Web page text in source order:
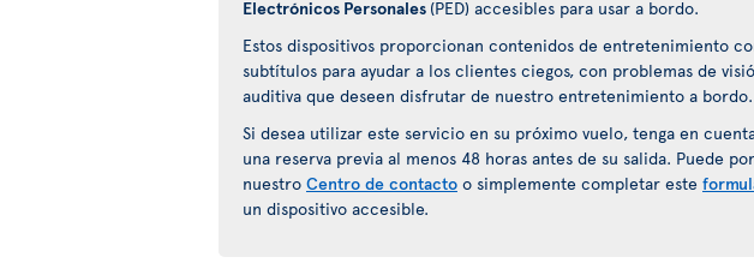
Electrónicos Personales (PED) accesibles para usar a bordo.
Estos dispositivos proporcionan contenidos de entretenimiento
subtítulos para ayudar a los clientes ciegos, con problemas de
auditiva que deseen disfrutar de nuestro entretenimiento a
Si desea utilizar este servicio en su próximo vuelo, tenga en
una reserva previa al menos 48 horas antes de su salida. Puede
nuestro Centro de contacto o simplemente completar este
un dispositivo accesible.